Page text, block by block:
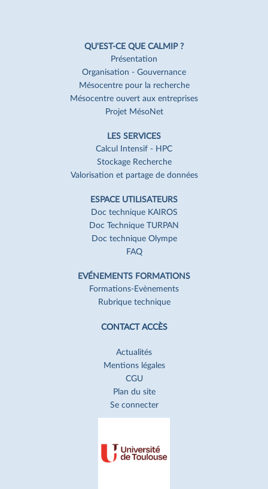
QU'EST-CE QUE CALMIP ?
Présentation
Organisation - Gouvernance
Mésocentre pour la recherche
Mésocentre ouvert aux entreprises
Projet MésoNet
LES SERVICES
Calcul Intensif - HPC
Stockage Recherche
Valorisation et partage de données
ESPACE UTILISATEURS
Doc technique KAIROS
Doc Technique TURPAN
Doc technique Olympe
FAQ
EVÉNEMENTS FORMATIONS
Formations-Evènements
Rubrique technique
CONTACT ACCÈS
Actualités
Mentions légales
CGU
Plan du site
Se connecter